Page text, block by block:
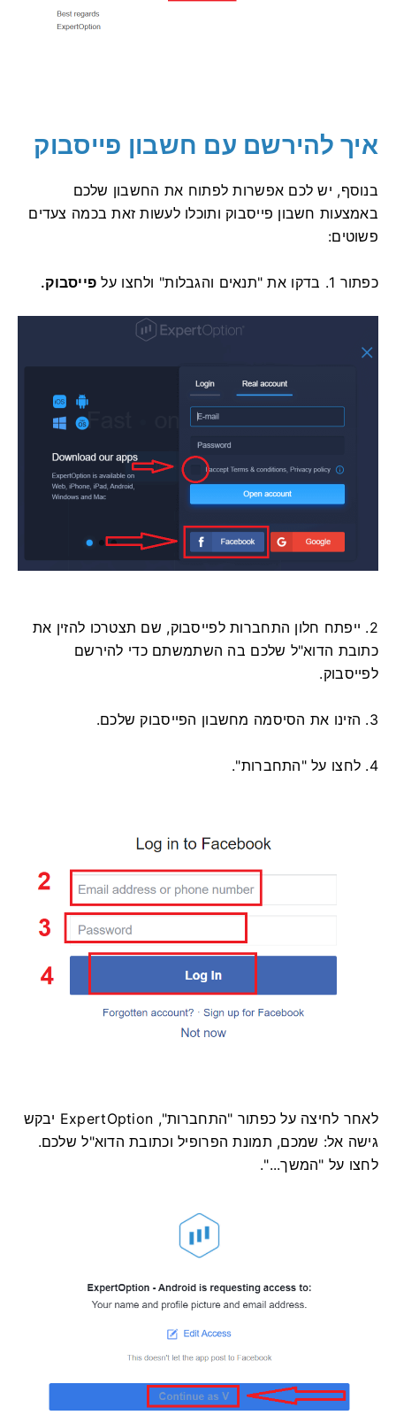
איך להירשם עם חשבון פייסבוק
בנוסף, יש לכם אפשרות לפתוח את החשבון שלכם
באמצעות חשבון פייסבוק ותוכלו לעשות זאת בכמה צעדים
פשוטים:
1. בדקו את "תנאים והגבלות" ולחצו על כפתור פייסבוק.
2. ייפתח חלון התחברות לפייסבוק, שם תצטרכו להזין את
כתובת הדוא"ל שלכם בה השתמשתם כדי להירשם
לפייסבוק.
3. הזינו את הסיסמה מחשבון הפייסבוק שלכם.
4. לחצו על "התחברות".
לאחר לחיצה על כפתור "התחברות", ExpertOption יבקש
גישה אל: שמכם, תמונת הפרופיל וכתובת הדוא"ל שלכם.
לחצו על "המשך...".